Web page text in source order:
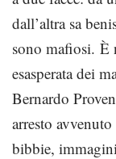
dall’altra sa
sono mafiosi. È
esasperata dei
Bernardo
arresto
bibbie,